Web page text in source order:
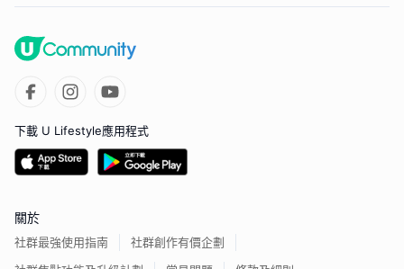
下載 U Lifestyle應用程式
關於
社群最強使用指南
社群創作有價企劃